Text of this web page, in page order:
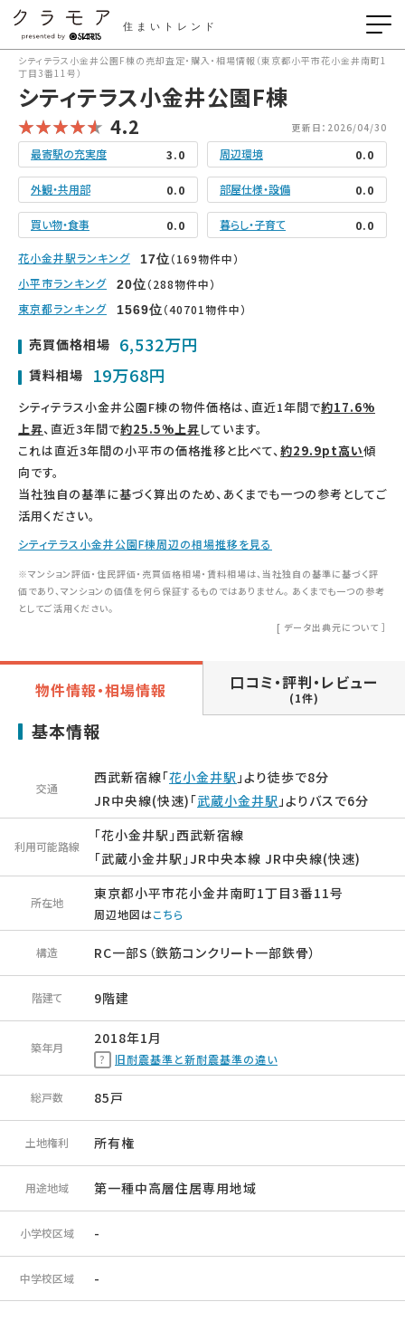
住まいトレンド
シティテラス小金井公園F棟の売却査定・購入・相場情報（東京都小平市花小金井南町1
丁目3番11号）
シティテラス小金井公園F棟
4.2 更新日：2026/04/30
最寄駅の充実度 3.0 周辺環境 0.0
外観・共用部 0.0 部屋仕様・設備 0.0
買い物・食事 0.0 暮らし・子育て 0.0
花小金井駅ランキング 17位（169物件中）
小平市ランキング
20位（288物件中）
東京都ランキング
1569位（40701物件中）
売買価格相場 6,532万円
賃料相場 19万68円
シティテラス小金井公園F棟の物件価格は、直近1年間で約17.6%
上昇、直近3年間で約25.5%上昇しています。
これは直近3年間の小平市の価格推移と比べて、約29.9pt高い傾
向です。
当社独自の基準に基づく算出のため、あくまでも一つの参考としてご
活用ください。
シティテラス小金井公園F棟周辺の相場推移を見る
※マンション評価・住民評価・売買価格相場・賃料相場は、当社独自の基準に基づく評
価であり、マンションの価値を何ら保証するものではありません。 あくまでも一つの参考
としてご活用ください。
[ データ出典元について ］
物件情報・相場情報 口コミ・評判・レビュー
(1件)
基本情報
交通
西武新宿線「花小金井駅」より徒歩で8分
JR中央線(快速)「武蔵小金井駅」よりバスで6分
利用可能路線
「花小金井駅」西武新宿線
「武蔵小金井駅」JR中央本線 JR中央線(快速)
所在地
東京都小平市花小金井南町1丁目3番11号
周辺地図はこちら
構造 RC一部S（鉄筋コンクリート一部鉄骨）
階建て 9階建
築年月
2018年1月
旧耐震基準と新耐震基準の違い
総戸数 85戸
土地権利 所有権
用途地域 第一種中高層住居専用地域
小学校区域 -
中学校区域 -